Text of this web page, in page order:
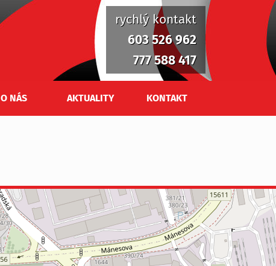
rychlý kontakt
603 526 962
777 588 417
O NÁS AKTUALITY KONTAKT